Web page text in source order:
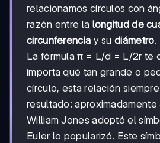
relacionamos círculos con
razón entre la longitud de
circunferencia y sudiámetro.
La fórmula π = L/d = L/2r te
importa qué tan grande o
círculo, esta relación
resultado: aproximadamente
William Jones adoptó el
Euler lo popularizó. Este